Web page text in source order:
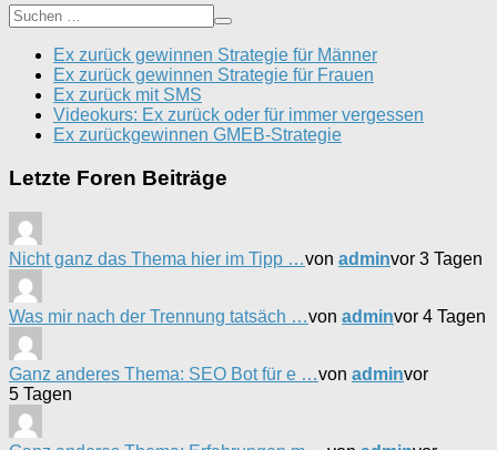
Ex zurück gewinnen Strategie für Männer
Ex zurück gewinnen Strategie für Frauen
Ex zurück mit SMS
Videokurs: Ex zurück oder für immer vergessen
Ex zurückgewinnen GMEB-Strategie
Letzte Foren Beiträge
Nicht ganz das Thema hier im Tipp …von adminvor 3 Tagen
Was mir nach der Trennung tatsäch …von adminvor 4 Tagen
Ganz anderes Thema: SEO Bot für e …von adminvor
5 Tagen